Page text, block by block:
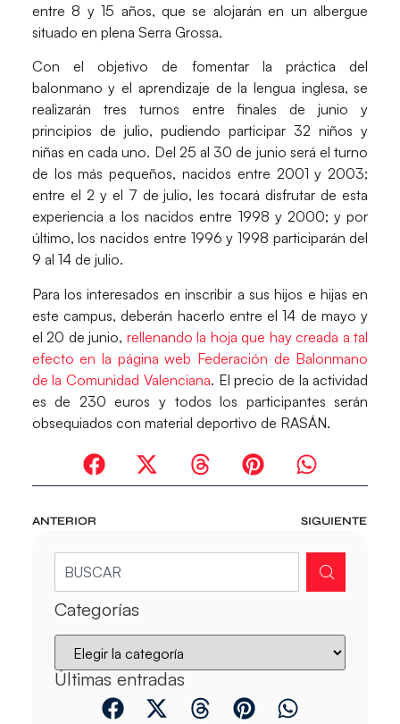
entre 8 y 15 años, que se alojarán en un albergue
situado en plena Serra Grossa.
Con el objetivo de fomentar la práctica del
balonmano y el aprendizaje de la lengua inglesa, se
realizarán tres turnos entre finales de junio y
principios de julio, pudiendo participar 32 niños y
niñas en cada uno. Del 25 al 30 de junio será el turno
de los más pequeños, nacidos entre 2001 y 2003;
entre el 2 y el 7 de julio, les tocará disfrutar de esta
experiencia a los nacidos entre 1998 y 2000; y por
último, los nacidos entre 1996 y 1998 participarán del
9 al 14 de julio.
Para los interesados en inscribir a sus hijos e hijas en
este campus, deberán hacerlo entre el 14 de mayo y
el 20 de junio, rellenando la hoja que hay creada a tal
efecto en la página web Federación de Balonmano
de la Comunidad Valenciana. El precio de la actividad
es de 230 euros y todos los participantes serán
obsequiados con material deportivo de RASÁN.
ANTERIOR SIGUIENTE
Categorías
Últimas entradas